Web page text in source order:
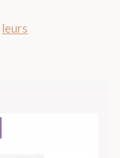
leurs